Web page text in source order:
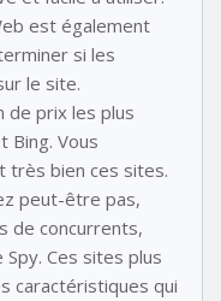
est également
si les
le site.
de prix les plus
Bing. Vous
très bien ces sites.
peut-être pas,
de concurrents,
Ces sites plus
caractéristiques qui